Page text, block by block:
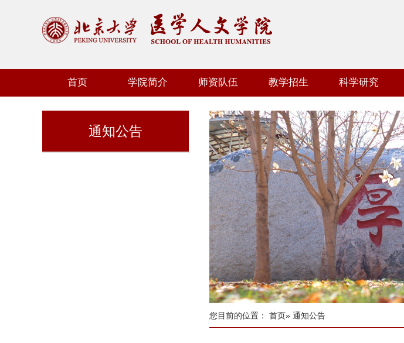
首页 学院简介 师资队伍 教学招生 科学研究
通知公告
您目前的位置： 首页» 通知公告